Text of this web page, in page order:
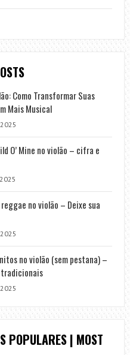
Como Transformar Suas
Mais Musical
O’ Mine no violão – cifra e
no violão – Deixe sua
no violão (sem pestana) –
POPULARES | MOST